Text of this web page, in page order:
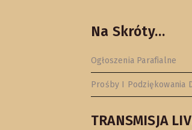
Na Skróty…
Ogłoszenia Parafialne
Prośby I Podziękowania
TRANSMISJA